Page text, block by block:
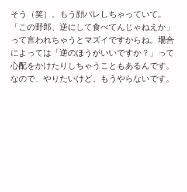
そう（笑）。もう顔バレしちゃっていて。
「この野郎、逆にして食べてんじゃねえか」
って言われちゃうとマズイですからね。場合
によっては「逆のほうがいいですか？」って
心配をかけたりしちゃうこともあるんです。
なので、やりたいけど、もうやらないです。